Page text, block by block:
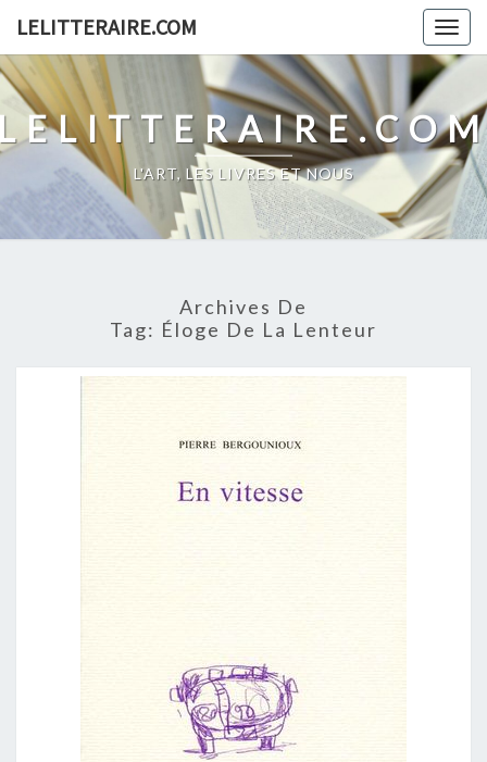
content
LELITTERAIRE.COM
L'ART, LES LIVRES ET NOUS
Archives De
Tag: Éloge De La Lenteur